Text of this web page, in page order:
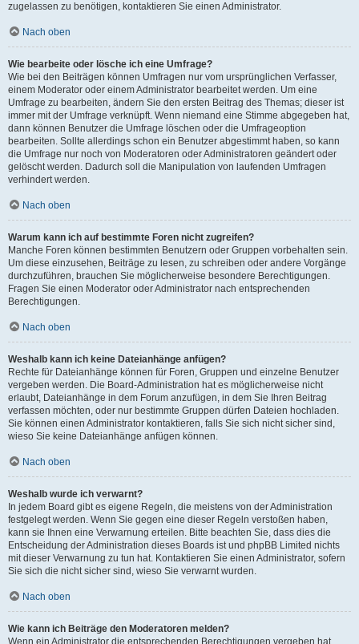
zugelassen zu benötigen, kontaktieren Sie einen Administrator.
Nach oben
Wie bearbeite oder lösche ich eine Umfrage?
Wie bei den Beiträgen können Umfragen nur vom ursprünglichen Verfasser,
einem Moderator oder einem Administrator bearbeitet werden. Um eine
Umfrage zu bearbeiten, ändern Sie den ersten Beitrag des Themas; dieser ist
immer mit der Umfrage verknüpft. Wenn niemand eine Stimme abgegeben hat,
dann können Benutzer die Umfrage löschen oder die Umfrageoption
bearbeiten. Sollte allerdings schon ein Benutzer abgestimmt haben, so kann
die Umfrage nur noch von Moderatoren oder Administratoren geändert oder
gelöscht werden. Dadurch soll die Manipulation von laufenden Umfragen
verhindert werden.
Nach oben
Warum kann ich auf bestimmte Foren nicht zugreifen?
Manche Foren können bestimmten Benutzern oder Gruppen vorbehalten sein.
Um diese einzusehen, Beiträge zu lesen, zu schreiben oder andere Vorgänge
durchzuführen, brauchen Sie möglicherweise besondere Berechtigungen.
Fragen Sie einen Moderator oder Administrator nach entsprechenden
Berechtigungen.
Nach oben
Weshalb kann ich keine Dateianhänge anfügen?
Rechte für Dateianhänge können für Foren, Gruppen und einzelne Benutzer
vergeben werden. Die Board-Administration hat es möglicherweise nicht
erlaubt, Dateianhänge in dem Forum anzufügen, in dem Sie Ihren Beitrag
verfassen möchten, oder nur bestimmte Gruppen dürfen Dateien hochladen.
Sie können einen Administrator kontaktieren, falls Sie sich nicht sicher sind,
wieso Sie keine Dateianhänge anfügen können.
Nach oben
Weshalb wurde ich verwarnt?
In jedem Board gibt es eigene Regeln, die meistens von der Administration
festgelegt werden. Wenn Sie gegen eine dieser Regeln verstoßen haben,
kann sie Ihnen eine Verwarnung erteilen. Bitte beachten Sie, dass dies die
Entscheidung der Administration dieses Boards ist und phpBB Limited nichts
mit dieser Verwarnung zu tun hat. Kontaktieren Sie einen Administrator, sofern
Sie sich die nicht sicher sind, wieso Sie verwarnt wurden.
Nach oben
Wie kann ich Beiträge den Moderatoren melden?
Wenn ein Administrator die entsprechenden Berechtigungen vergeben hat,